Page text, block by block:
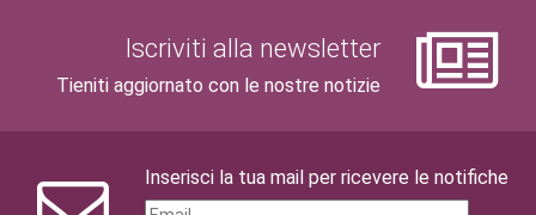
Iscriviti alla newsletter
Tieniti aggiornato con le nostre notizie
Inserisci la tua mail per ricevere le notifiche